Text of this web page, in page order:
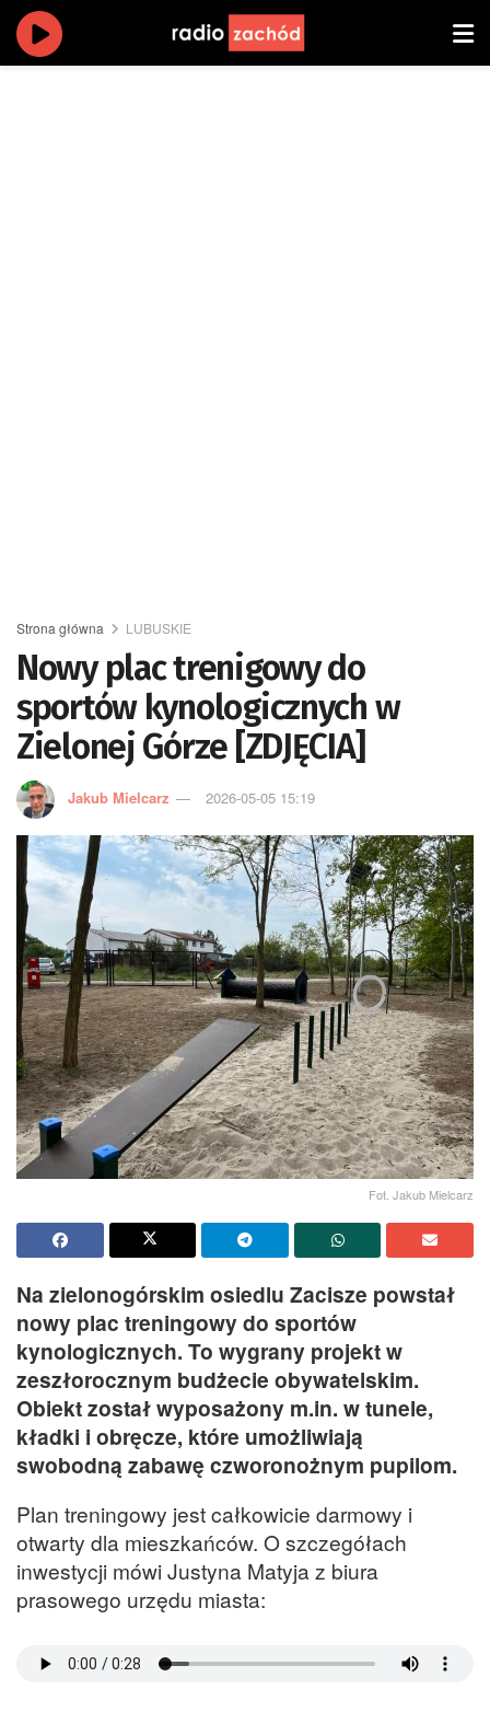
Strona główna LUBUSKIE
Nowy plac trenigowy do
sportów kynologicznych w
Zielonej Górze [ZDJĘCIA]
Jakub Mielcarz 2026-05-05 15:19
Fot. Jakub Mielcarz
Na zielonogórskim osiedlu Zacisze powstał
nowy plac treningowy do sportów
kynologicznych. To wygrany projekt w
zeszłorocznym budżecie obywatelskim.
Obiekt został wyposażony m.in. w tunele,
kładki i obręcze, które umożliwiają
swobodną zabawę czworonożnym pupilom.
Plan treningowy jest całkowicie darmowy i
otwarty dla mieszkańców. O szczegółach
inwestycji mówi Justyna Matyja z biura
prasowego urzędu miasta: